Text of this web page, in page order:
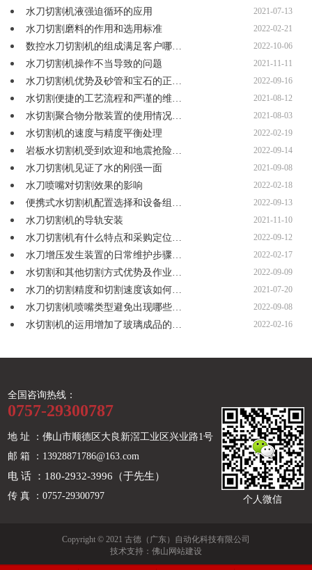
水刀切割机液强迫循环的应用 2021-07-13
水刀切割磨料的作用和选用标准 2022-02-21
数控水刀切割机的组成满足客户哪… 2022-10-06
水刀切割机操作不当导致的问题 2021-11-11
水刀切割机优势及砂管和宝石的正… 2022-09-16
水切割便捷的工艺流程和严谨的维… 2021-08-12
水切割聚合物分散装置的使用情况… 2021-08-03
水切割机的速度与精度平衡处理 2022-02-19
岩板水切割机受到欢迎和地震抢险… 2022-09-14
水刀切割机见证了水的刚强一面 2021-09-08
水刀喷嘴对切割效果的影响 2022-02-18
便携式水切割机配置选择和设备组… 2022-09-13
水刀切割机的导轨安装 2021-11-10
水刀切割机有什么特点和采购定位… 2022-09-12
水刀增压发生装置的日常维护步骤… 2022-02-17
水切割和其他切割方式优势及作业… 2022-09-09
水刀的切割精度和切割速度该如何… 2021-07-20
水刀切割机喷嘴类型避免出现哪些… 2022-09-08
水切割机的运用增加了玻璃成品的… 2022-02-16
全国咨询热线：
0757-29300787
地 址 ：佛山市顺德区大良新滘工业区兴业路1号
邮 箱 ：13928871786@163.com
电 话 ：180-2932-3996（于先生）
传 真 ：0757-29300797 个人微信
Copyright © 2021 古德（广东）自动化科技有限公司
技术支持： 佛山网站建设